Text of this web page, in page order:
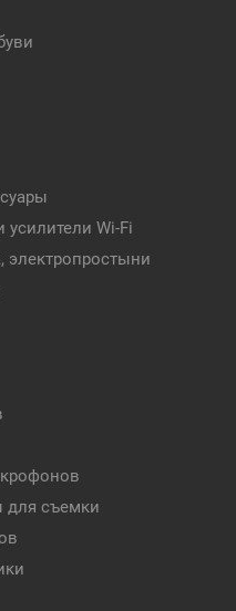
Wi-Fi
электропростыни
для съемки